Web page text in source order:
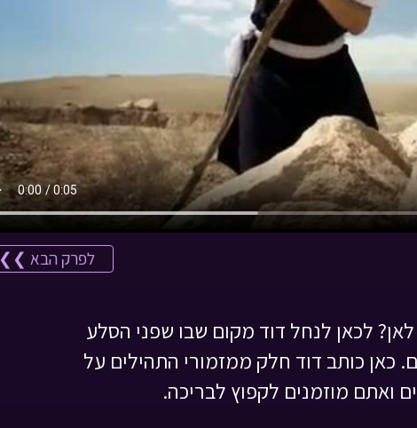
לפרק הבא ❯❯
לכאן לנחל דוד מקום שבו שפני הסלע
כאן כותב דוד חלק ממזמורי התהילים על
ואתם מוזמנים לקפוץ לבריכה.